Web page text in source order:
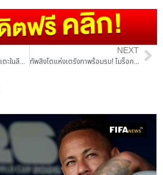
บรูส์ แบกภาระหนักอึ้ง พึ่งดาวเตะในลีกแอฟริกา 25 คนบุกบอลโลก 2026
NEXT
ทัพสิงโตแห่งเตรังกาพร้อมรบ! โมร็อกโกแบโผ 26 แข้งลุยบอลโลก 2026 ขน 9 ฮีโร่กาตาร์ผนึกกำลังสายเลือดใหม่